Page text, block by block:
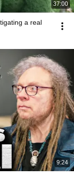
37:00
a real
9:24